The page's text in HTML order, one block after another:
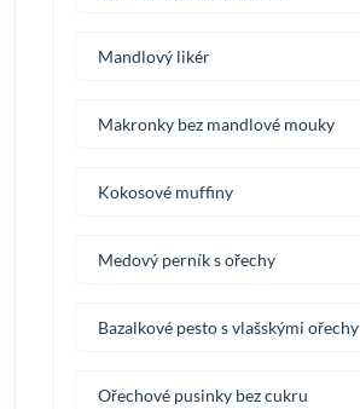
Mandlový likér
Makronky bez mandlové mouky
Kokosové muffiny
Medový perník s ořechy
Bazalkové pesto s vlašskými ořechy
Ořechové pusinky bez cukru